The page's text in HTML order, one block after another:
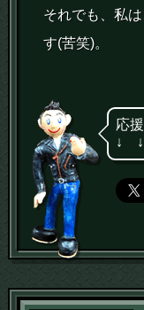
それでも、私
す(苦笑)。
応
↓